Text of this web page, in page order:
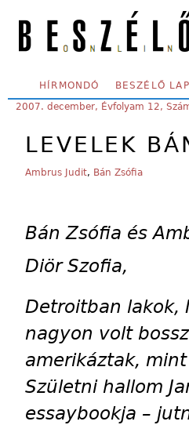
SECONDARY MENU
HÍRMONDÓ BESZÉLŐ
YOU ARE HERE:
2007. december, Évfolyam 12,
LEVELEK
Ambrus Judit, Bán Zsófia
Bán Zsófia és
Diör Szofia,
Detroitban lakok,
nagyon volt
amerikáztak,
Születni hallom
essaybookja –